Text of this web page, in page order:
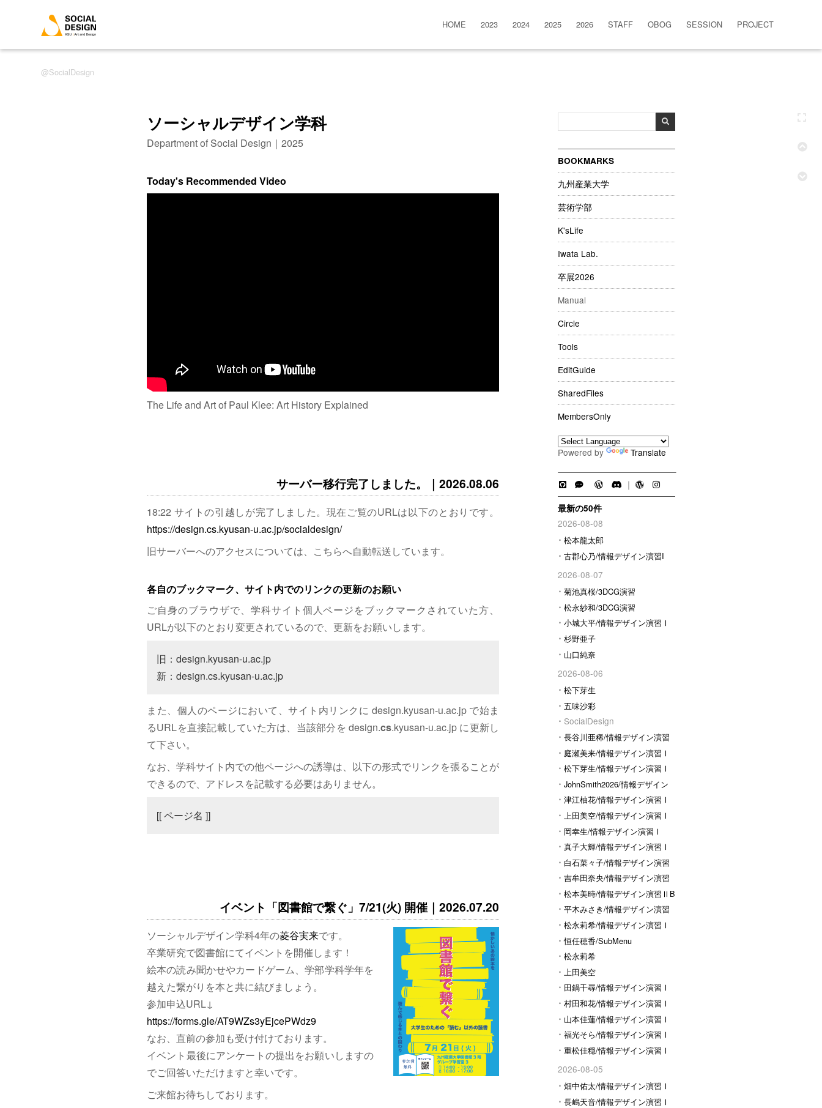
SocialDesign
HOME 2023 2024 2025 2026 STAFF OBOG SESSION PROJECT
BOOKMARKS
九州産業大学
芸術学部
K'sLife
Iwata Lab.
卒展2026
Manual
Circle
Tools
EditGuide
SharedFiles
MembersOnly
Powered by Translate
｜
最新の50件
2026-08-08
松本龍太郎
古郡心乃/情報デザイン演習I
2026-08-07
菊池真桜/3DCG演習
松永紗和/3DCG演習
小城大平/情報デザイン演習Ⅰ
杉野亜子
山口純奈
2026-08-06
松下芽生
五味沙彩
SocialDesign
長谷川亜稀/情報デザイン演習
Ⅰ 庭瀬美来/情報デザイン演習Ⅰ
松下芽生/情報デザイン演習Ⅰ
JohnSmith2026/情報デザイン
演習I
津江柚花/情報デザイン演習Ⅰ
上田美空/情報デザイン演習Ⅰ
岡幸生/情報デザイン演習Ⅰ
真子大輝/情報デザイン演習Ⅰ
白石菜々子/情報デザイン演習
Ⅰ 吉牟田奈央/情報デザイン演習
Ⅰ 松本美時/情報デザイン演習ⅡB
平木みさき/情報デザイン演習
Ⅰ 松永莉希/情報デザイン演習Ⅰ
恒任穂香/SubMenu
松永莉希
上田美空
田鍋千尋/情報デザイン演習Ⅰ
村田和花/情報デザイン演習Ⅰ
山本佳蓮/情報デザイン演習Ⅰ
福光そら/情報デザイン演習Ⅰ
重松佳穏/情報デザイン演習Ⅰ
2026-08-05
畑中佑太/情報デザイン演習Ⅰ
長嶋天音/情報デザイン演習Ⅰ
ソーシャルデザイン学科
Department of Social Design｜2025
Today's Recommended Video
The Life and Art of Paul Klee: Art History Explained
サーバー移行完了しました。｜2026.08.06
18:22 サイトの引越しが完了しました。現在ご覧のURLは以下のとおりです。
https://design.cs.kyusan-u.ac.jp/socialdesign/
旧サーバーへのアクセスについては、こちらへ自動転送しています。
各自のブックマーク、サイト内でのリンクの更新のお願い
ご自身のブラウザで、学科サイト個人ページをブックマークされていた方、
URLが以下のとおり変更されているので、更新をお願いします。
旧：design.kyusan-u.ac.jp
新：design.cs.kyusan-u.ac.jp
また、個人のページにおいて、サイト内リンクに design.kyusan-u.ac.jp で始ま
るURLを直接記載していた方は、当該部分を design.cs.kyusan-u.ac.jp に更新し
て下さい。
なお、学科サイト内での他ページへの誘導は、以下の形式でリンクを張ることが
できるので、アドレスを記載する必要はありません。
[[ ページ名 ]]
イベント「図書館で繋ぐ」7/21(火) 開催｜2026.07.20
ソーシャルデザイン学科4年の菱谷実来です。
卒業研究で図書館にてイベントを開催します！
絵本の読み聞かせやカードゲーム、学部学科学年を
越えた繋がりを本と共に結びましょう。
参加申込URL↓
https://forms.gle/AT9WZs3yEjcePWdz9
なお、直前の参加も受け付けております。
イベント最後にアンケートの提出をお願いしますの
でご回答いただけますと幸いです。
ご来館お待ちしております。